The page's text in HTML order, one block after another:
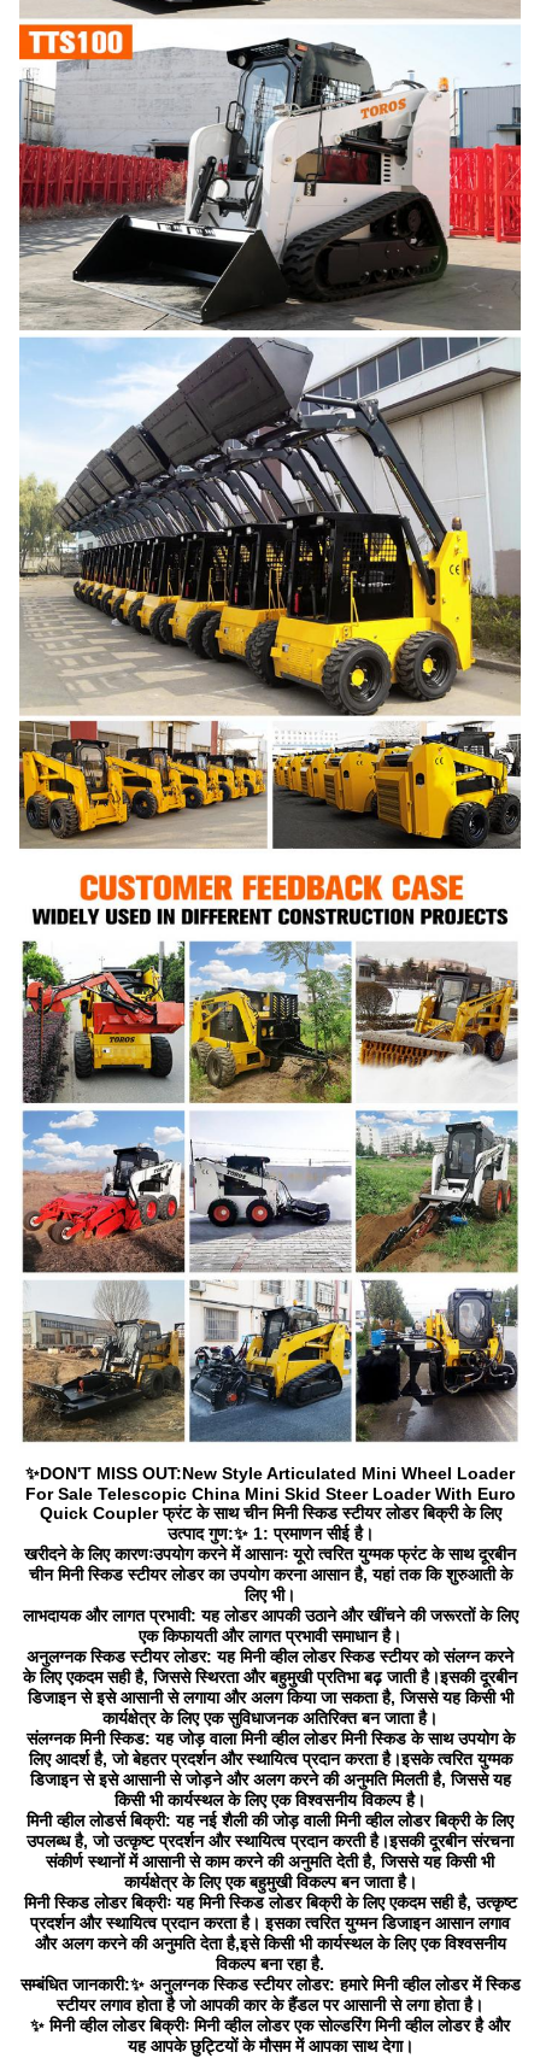
✨DON'T MISS OUT:New Style Articulated Mini Wheel Loader
For Sale Telescopic China Mini Skid Steer Loader With Euro
Quick Coupler फ्रंट के साथ चीन मिनी स्किड स्टीयर लोडर बिक्री के लिए
उत्पाद गुण:✨ 1: प्रमाणन सीई है।
खरीदने के लिए कारणःउपयोग करने में आसानः यूरो त्वरित युग्मक फ्रंट के साथ दूरबीन
चीन मिनी स्किड स्टीयर लोडर का उपयोग करना आसान है, यहां तक कि शुरुआती के
लिए भी।
लाभदायक और लागत प्रभावी: यह लोडर आपकी उठाने और खींचने की जरूरतों के लिए
एक किफायती और लागत प्रभावी समाधान है।
अनुलग्नक स्किड स्टीयर लोडर: यह मिनी व्हील लोडर स्किड स्टीयर को संलग्न करने
के लिए एकदम सही है, जिससे स्थिरता और बहुमुखी प्रतिभा बढ़ जाती है।इसकी दूरबीन
डिजाइन से इसे आसानी से लगाया और अलग किया जा सकता है, जिससे यह किसी भी
कार्यक्षेत्र के लिए एक सुविधाजनक अतिरिक्त बन जाता है।
संलग्नक मिनी स्किड: यह जोड़ वाला मिनी व्हील लोडर मिनी स्किड के साथ उपयोग के
लिए आदर्श है, जो बेहतर प्रदर्शन और स्थायित्व प्रदान करता है।इसके त्वरित युग्मक
डिजाइन से इसे आसानी से जोड़ने और अलग करने की अनुमति मिलती है, जिससे यह
किसी भी कार्यस्थल के लिए एक विश्वसनीय विकल्प है।
मिनी व्हील लोडर्स बिक्री: यह नई शैली की जोड़ वाली मिनी व्हील लोडर बिक्री के लिए
उपलब्ध है, जो उत्कृष्ट प्रदर्शन और स्थायित्व प्रदान करती है।इसकी दूरबीन संरचना
संकीर्ण स्थानों में आसानी से काम करने की अनुमति देती है, जिससे यह किसी भी
कार्यक्षेत्र के लिए एक बहुमुखी विकल्प बन जाता है।
मिनी स्किड लोडर बिक्रीः यह मिनी स्किड लोडर बिक्री के लिए एकदम सही है, उत्कृष्ट
प्रदर्शन और स्थायित्व प्रदान करता है। इसका त्वरित युग्मन डिजाइन आसान लगाव
और अलग करने की अनुमति देता है,इसे किसी भी कार्यस्थल के लिए एक विश्वसनीय
विकल्प बना रहा है.
सम्बंधित जानकारी:✨ अनुलग्नक स्किड स्टीयर लोडर: हमारे मिनी व्हील लोडर में स्किड
स्टीयर लगाव होता है जो आपकी कार के हैंडल पर आसानी से लगा होता है।
✨ मिनी व्हील लोडर बिक्रीः मिनी व्हील लोडर एक सोल्डरिंग मिनी व्हील लोडर है और
यह आपके छुट्टियों के मौसम में आपका साथ देगा।